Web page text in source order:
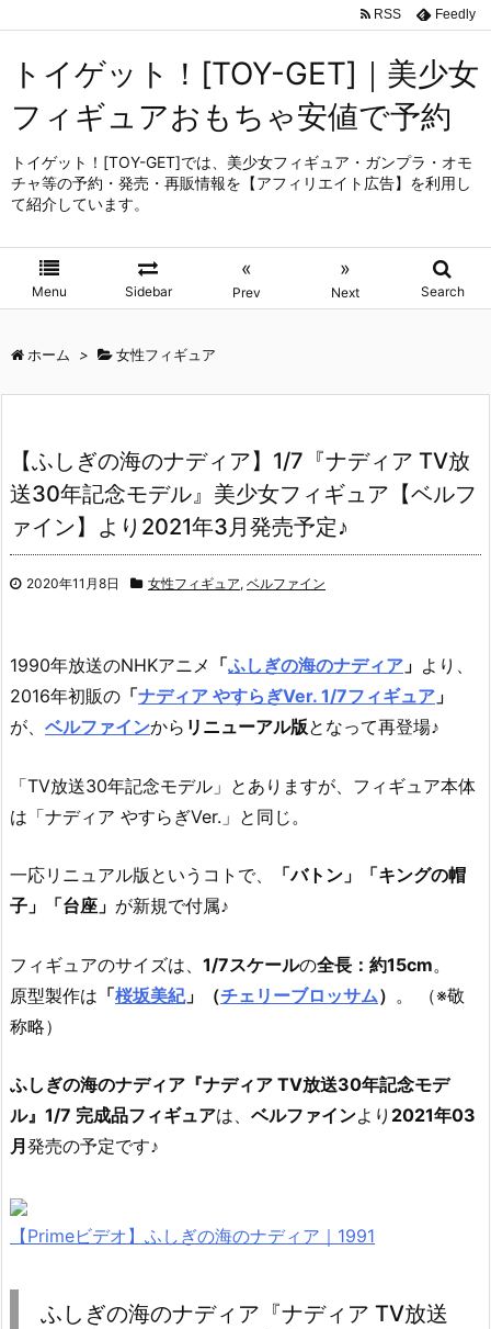
トイゲット！[TOY-GET]｜美少女
フィギュアおもちゃ安値で予約
トイゲット！[TOY-GET]では、美少女フィギュア・ガンプラ・オモ
チャ等の予約・発売・再販情報を【アフィリエイト広告】を利用し
て紹介しています。
Menu Sidebar
«
Prev
»
Next Search
RSS Feedly
ホーム > 女性フィギュア
【ふしぎの海のナディア】1/7『ナディア TV放
送30年記念モデル』美少女フィギュア【ベルフ
ァイン】より2021年3月発売予定♪
2020年11月8日 女性フィギュア, ベルファイン
1990年放送のNHKアニメ 「ふしぎの海のナディア 」 より、
2016年初販の 「ナディア やすらぎVer. 1/7フィギュア 」
が、 ベルファインから リニューアル版となって再登場♪
「TV放送30年記念モデル」とありますが、フィギュア本体
は「ナディア やすらぎVer.」と同じ。
一応リニュアル版というコトで、
「バトン」「キングの帽
子」「台座」 が新規で付属♪
フィギュアのサイズは、 1/7スケールの全長：約15cm。
原型製作は 「桜坂美紀」（チェリーブロッサム） 。 （※敬
称略）
ふしぎの海のナディア『ナディア TV放送30年記念モデ
ル』1/7 完成品フィギュアは、 ベルファインより 2021年03
月 発売の予定です♪
【Primeビデオ】ふしぎの海のナディア｜1991
ふしぎの海のナディア『ナディア TV放送